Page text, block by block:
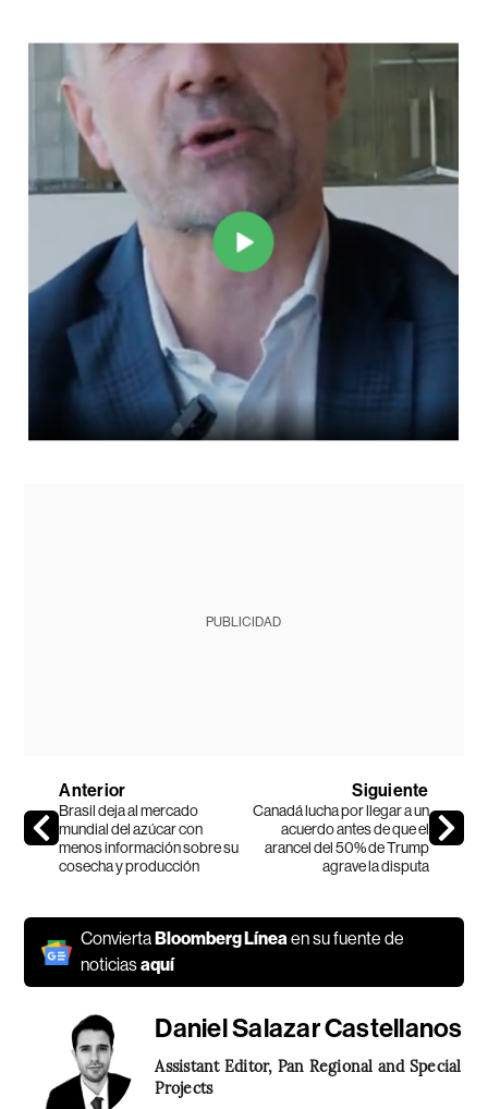
PUBLICIDAD
Anterior
Brasil deja al mercado
mundial del azúcar con
menos información sobre su
cosecha y producción
Siguiente
Canadá lucha por llegar a un
acuerdo antes de que el
arancel del 50% de Trump
agrave la disputa
Convierta Bloomberg Líneaen su fuente de
noticiasaquí
Daniel Salazar Castellanos
Assistant Editor, Pan Regional and Special
Projects